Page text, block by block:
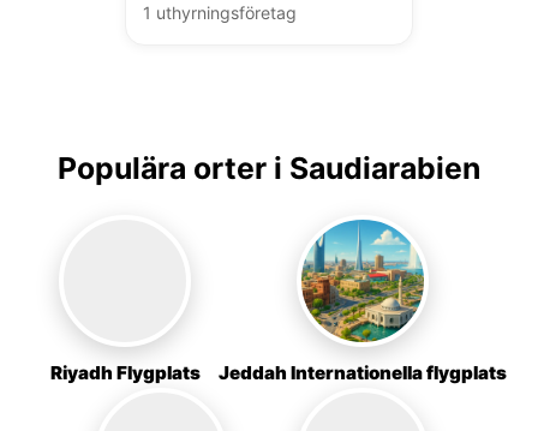
1 uthyrningsföretag
Populära orter i Saudiarabien
Riyadh Flygplats Jeddah Internationella flygplats